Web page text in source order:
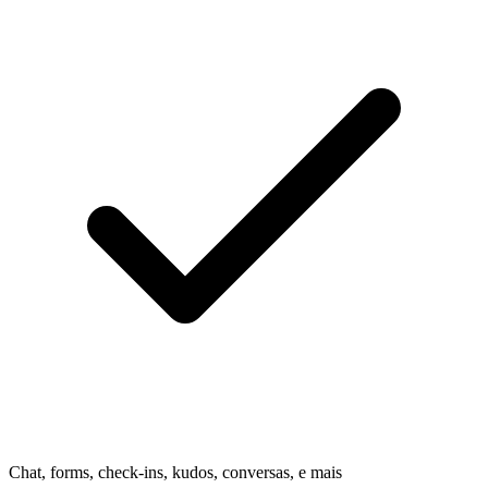
Chat, forms, check-ins, kudos, conversas, e mais